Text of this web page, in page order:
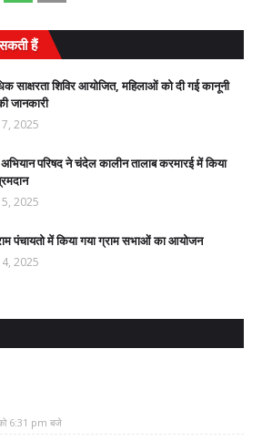
हैं
साक्षरता शिविर आयोजित, महिलाओं को दी गई कानूनी
जानकारी
2025
परिषद ने चंदेल कालीन तालाब करमारई में किया
2025
पंचायतो में किया गया ग्राम सभाओं का आयोजन
2025
6:31 pm बजे